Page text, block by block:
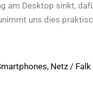
am Desktop sinkt,
uns dies
, Netz /